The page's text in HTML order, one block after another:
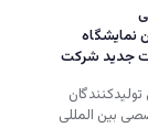
نمایشگاه
جدید شرکت
بین المللی